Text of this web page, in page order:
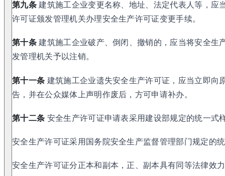
第九条建筑施工企业变更名称、地址、法定代表人等，应
许可证颁发管理机关办理安全生产许可证变更手续。
第十条建筑施工企业破产、倒闭、撤销的，应当将安全生
发管理机关予以注销。
第十一条 建筑施工企业遗失安全生产许可证，应当立即向
告，并在公众媒体上声明作废后，方可申请补办。
第十二条 安全生产许可证申请表采用建设部规定的统一式
安全生产许可证采用国务院安全生产监督管理部门规定的
安全生产许可证分正本和副本，正、副本具有同等法律效